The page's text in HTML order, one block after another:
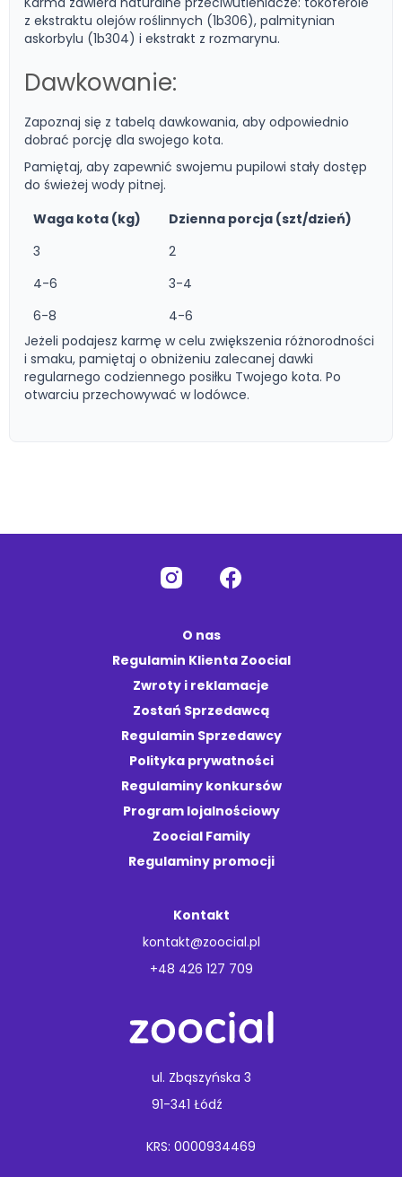
z ekstraktu olejów roślinnych (1b306), palmitynian
askorbylu (1b304) i ekstrakt z rozmarynu.
Dawkowanie:
Zapoznaj się z tabelą dawkowania, aby odpowiednio
dobrać porcję dla swojego kota.
Pamiętaj, aby zapewnić swojemu pupilowi stały dostęp
do świeżej wody pitnej.
Waga kota (kg)
Dzienna porcja (szt/dzień)
3
2
4-6
3-4
6-8
4-6
Jeżeli podajesz karmę w celu zwiększenia różnorodności
i smaku, pamiętaj o obniżeniu zalecanej dawki
regularnego codziennego posiłku Twojego kota. Po
otwarciu przechowywać w lodówce.
O nas
Regulamin Klienta Zoocial
Zwroty i reklamacje
Zostań Sprzedawcą
Regulamin Sprzedawcy
Polityka prywatności
Regulaminy konkursów
Program lojalnościowy
Zoocial Family
Regulaminy promocji
Kontakt
kontakt@zoocial.pl
+48 426 127 709
ul. Zbąszyńska 3
91-341 Łódź
KRS: 0000934469